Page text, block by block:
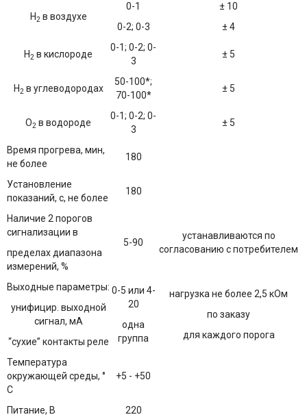
Н2 в воздухе
0-1
0-2; 0-3
± 10
± 4
Н2 в кислороде
0-1; 0-2; 0-
3
± 5
Н2 в углеводородах
50-100*;
70-100*
± 5
О2 в водороде
0-1; 0-2; 0-
3
± 5
Время прогрева, мин,
не более
180
Установление
показаний, с, не более
180
Наличие 2 порогов
сигнализации в
пределах диапазона
измерений, %
5-90
устанавливаются по
согласованию с потребителем
Выходные параметры:
унифицир. выходной
сигнал, мА
“сухие” контакты реле
0-5 или 4-
20
одна
группа
нагрузка не более 2,5 кОм
по заказу
для каждого порога
Температура
окружающей среды, °
С
+5 - +50
Питание, В
220